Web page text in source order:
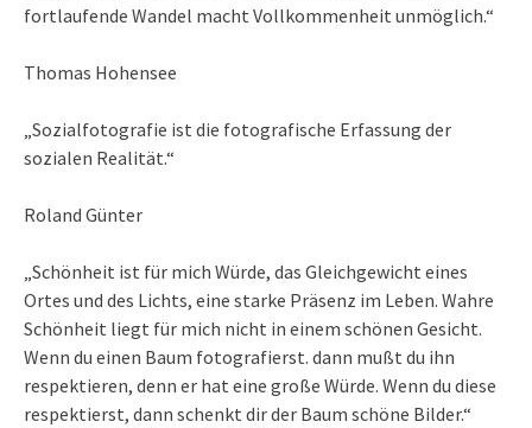
fortlaufende Wandel macht Vollkommenheit unmöglich.“
Thomas Hohensee
„Sozialfotografie ist die fotografische Erfassung der
sozialen Realität.“
Roland Günter
„Schönheit ist für mich Würde, das Gleichgewicht eines
Ortes und des Lichts, eine starke Präsenz im Leben. Wahre
Schönheit liegt für mich nicht in einem schönen Gesicht.
Wenn du einen Baum fotografierst. dann mußt du ihn
respektieren, denn er hat eine große Würde. Wenn du diese
respektierst, dann schenkt dir der Baum schöne Bilder.“